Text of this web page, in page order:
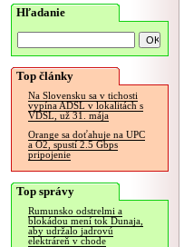
Hľadanie
Top články
Na Slovensku sa v tichosti
vypína ADSL v lokalitách s
VDSL, už 31. mája
Orange sa doťahuje na UPC
a O2, spustí 2.5 Gbps
pripojenie
Top správy
Rumunsko odstrelmi a
blokádou mení tok Dunaja,
aby udržalo jadrovú
elektráreň v chode